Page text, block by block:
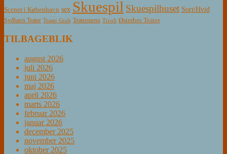
Scener i København sex Skuespil Skuespilhuset Sort/Hvid
Sydhavn Teater Teater Grob Teatermenu Tivoli Østerbro Teater
TILBAGEBLIK
august 2026
juli 2026
juni 2026
maj 2026
april 2026
marts 2026
februar 2026
januar 2026
december 2025
november 2025
oktober 2025